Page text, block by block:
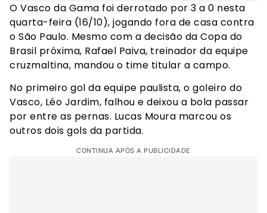
O Vasco da Gama foi derrotado por 3 a 0 nesta
quarta-feira (16/10), jogando fora de casa contra
o São Paulo. Mesmo com a decisão da Copa do
Brasil próxima, Rafael Paiva, treinador da equipe
cruzmaltina, mandou o time titular a campo.
No primeiro gol da equipe paulista, o goleiro do
Vasco, Léo Jardim, falhou e deixou a bola passar
por entre as pernas. Lucas Moura marcou os
outros dois gols da partida.
CONTINUA APÓS A PUBLICIDADE